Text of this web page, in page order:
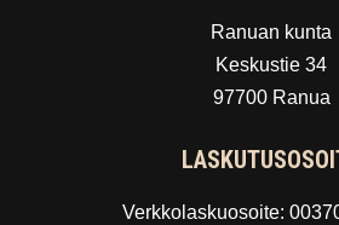
Ranuan kunta
Keskustie 34
97700 Ranua
Verkkolaskuosoite: